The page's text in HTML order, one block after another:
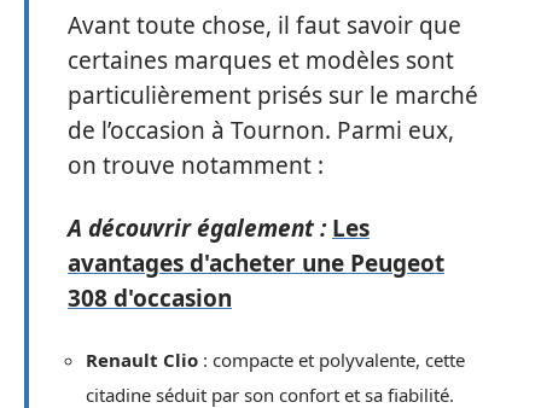
Avant toute chose, il faut savoir que
certaines marques et modèles sont
particulièrement prisés sur le marché
de l’occasion à Tournon. Parmi eux,
on trouve notamment :
A découvrir également : Les
avantages d'acheter une Peugeot
308 d'occasion
Renault Clio : compacte et polyvalente, cette
citadine séduit par son confort et sa fiabilité.